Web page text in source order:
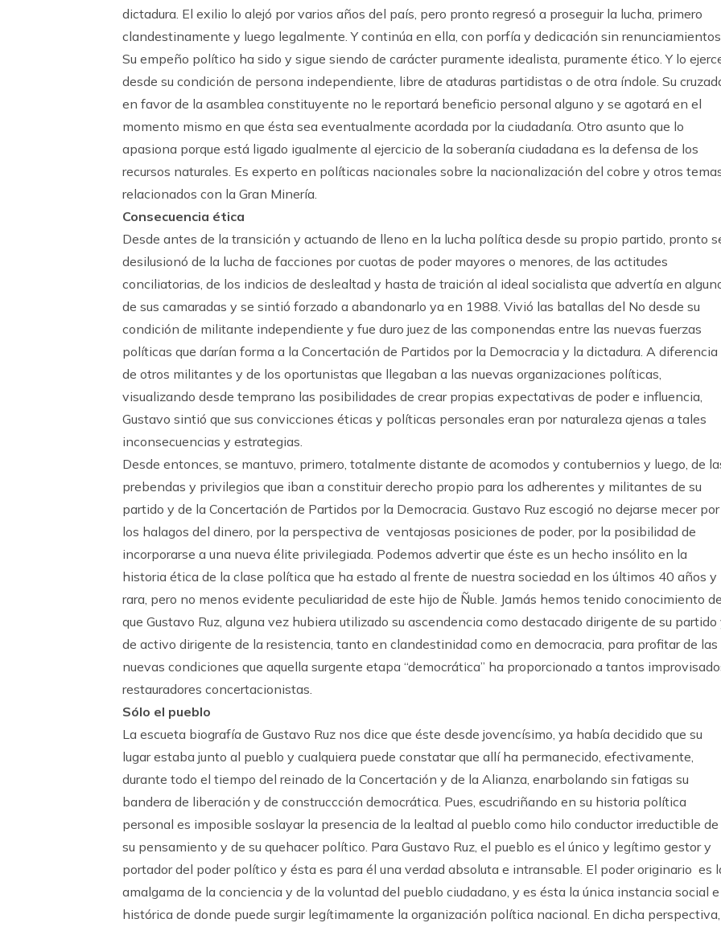
dictadura. El exilio lo alejó por varios años del país, pero pronto regresó a proseguir la lucha, primero
clandestinamente y luego legalmente. Y continúa en ella, con porfía y dedicación sin
Su empeño político ha sido y sigue siendo de carácter puramente idealista, puramente ético. Y lo
desde su condición de persona independiente, libre de ataduras partidistas o de otra índole. Su
en favor de la asamblea constituyente no le reportará beneficio personal alguno y se agotará en el
momento mismo en que ésta sea eventualmente acordada por la ciudadanía. Otro asunto que lo
apasiona porque está ligado igualmente al ejercicio de la soberanía ciudadana es la defensa de los
recursos naturales. Es experto en políticas nacionales sobre la nacionalización del cobre y otros
relacionados con la Gran Minería.
Consecuencia ética
Desde antes de la transición y actuando de lleno en la lucha política desde su propio partido, pronto
desilusionó de la lucha de facciones por cuotas de poder mayores o menores, de las actitudes
conciliatorias, de los indicios de deslealtad y hasta de traición al ideal socialista que advertía en
de sus camaradas y se sintió forzado a abandonarlo ya en 1988. Vivió las batallas del No desde su
condición de militante independiente y fue duro juez de las componendas entre las nuevas fuerzas
políticas que darían forma a la Concertación de Partidos por la Democracia y la dictadura. A diferencia
de otros militantes y de los oportunistas que llegaban a las nuevas organizaciones políticas,
visualizando desde temprano las posibilidades de crear propias expectativas de poder e influencia,
Gustavo sintió que sus convicciones éticas y políticas personales eran por naturaleza ajenas a tales
inconsecuencias y estrategias.
Desde entonces, se mantuvo, primero, totalmente distante de acomodos y contubernios y luego, de
prebendas y privilegios que iban a constituir derecho propio para los adherentes y militantes de su
partido y de la Concertación de Partidos por la Democracia. Gustavo Ruz escogió no dejarse mecer por
los halagos del dinero, por la perspectiva de ventajosas posiciones de poder, por la posibilidad de
incorporarse a una nueva élite privilegiada. Podemos advertir que éste es un hecho insólito en la
historia ética de la clase política que ha estado al frente de nuestra sociedad en los últimos 40 años y
rara, pero no menos evidente peculiaridad de este hijo de Ñuble. Jamás hemos tenido conocimiento de
que Gustavo Ruz, alguna vez hubiera utilizado su ascendencia como destacado dirigente de su partido
de activo dirigente de la resistencia, tanto en clandestinidad como en democracia, para profitar de las
nuevas condiciones que aquella surgente etapa “democrática” ha proporcionado a tantos
restauradores concertacionistas.
Sólo el pueblo
La escueta biografía de Gustavo Ruz nos dice que éste desde jovencísimo, ya había decidido que su
lugar estaba junto al pueblo y cualquiera puede constatar que allí ha permanecido, efectivamente,
durante todo el tiempo del reinado de la Concertación y de la Alianza, enarbolando sin fatigas su
bandera de liberación y de construccción democrática. Pues, escudriñando en su historia política
personal es imposible soslayar la presencia de la lealtad al pueblo como hilo conductor irreductible de
su pensamiento y de su quehacer político. Para Gustavo Ruz, el pueblo es el único y legítimo gestor y
portador del poder político y ésta es para él una verdad absoluta e intransable. El poder originario es
amalgama de la conciencia y de la voluntad del pueblo ciudadano, y es ésta la única instancia social e
histórica de donde puede surgir legítimamente la organización política nacional. En dicha perspectiva,